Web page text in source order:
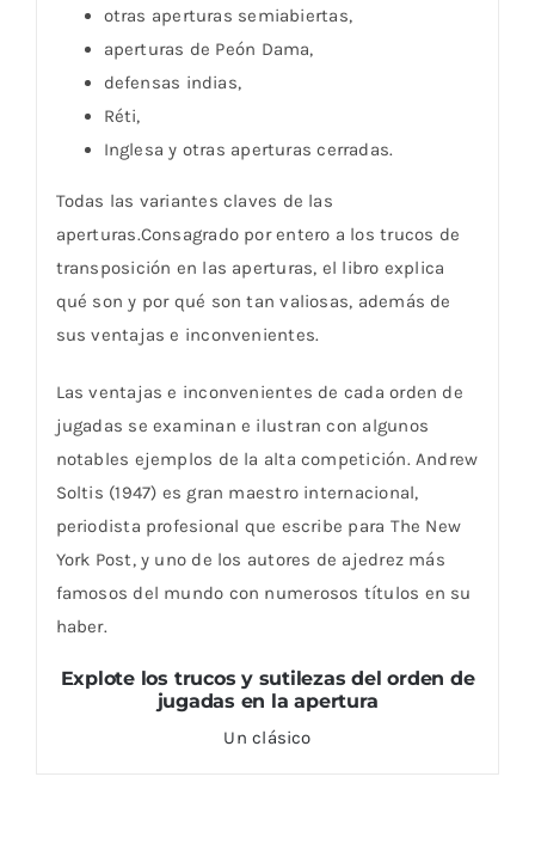
otras aperturas semiabiertas,
aperturas de Peón Dama,
defensas indias,
Réti,
Inglesa y otras aperturas cerradas.
Todas las variantes claves de las
aperturas.Consagrado por entero a los trucos de
transposición en las aperturas, el libro explica
qué son y por qué son tan valiosas, además de
sus ventajas e inconvenientes.
Las ventajas e inconvenientes de cada orden de
jugadas se examinan e ilustran con algunos
notables ejemplos de la alta competición. Andrew
Soltis (1947) es gran maestro internacional,
periodista profesional que escribe para The New
York Post, y uno de los autores de ajedrez más
famosos del mundo con numerosos títulos en su
haber.
Explote los trucos y sutilezas del orden de
jugadas en la apertura
Un clásico